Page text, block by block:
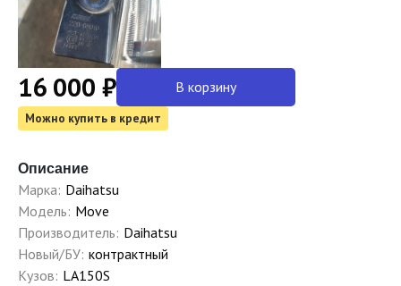
16 000 ₽ В корзину
Можно купить в кредит
Описание
Марка: Daihatsu
Модель: Move
Производитель: Daihatsu
Новый/БУ: контрактный
Кузов: LA150S